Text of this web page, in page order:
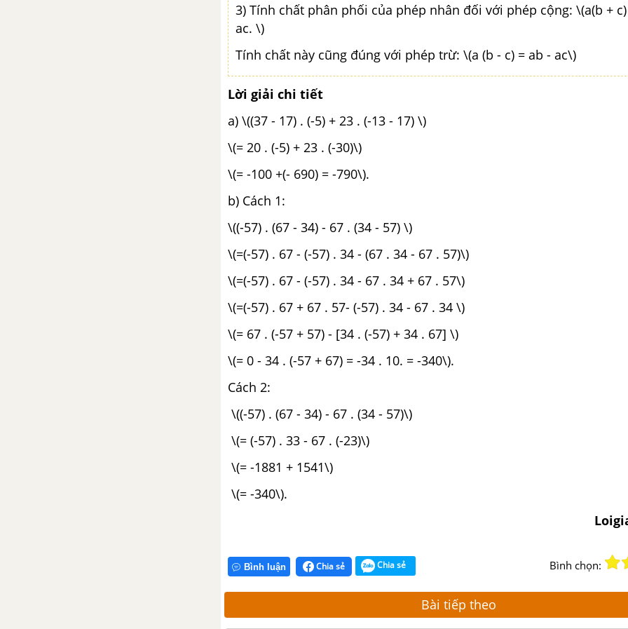
3) Tính chất phân phối của phép nhân đối với phép cộng: \(a(b +
ac. \)
Tính chất này cũng đúng với phép trừ: \(a (b - c) = ab - ac\)
Lời giải chi tiết
a) \((37 - 17) . (-5) + 23 . (-13 - 17) \)
\(= 20 . (-5) + 23 . (-30)\)
\(= -100 +(- 690) = -790\).
b) Cách 1:
\((-57) . (67 - 34) - 67 . (34 - 57) \)
\(=(-57) . 67 - (-57) . 34 - (67 . 34 - 67 . 57)\)
\(=(-57) . 67 - (-57) . 34 - 67 . 34 + 67 . 57\)
\(=(-57) . 67 + 67 . 57- (-57) . 34 - 67 . 34 \)
\(= 67 . (-57 + 57) - [34 . (-57) + 34 . 67] \)
\(= 0 - 34 . (-57 + 67) = -34 . 10. = -340\).
Cách 2:
\((-57) . (67 - 34) - 67 . (34 - 57)\)
\(= (-57) . 33 - 67 . (-23)\)
\(= -1881 + 1541\)
\(= -340\).
Bình luận Chia sẻ Chia sẻ Bình chọn:
Bài tiếp theo